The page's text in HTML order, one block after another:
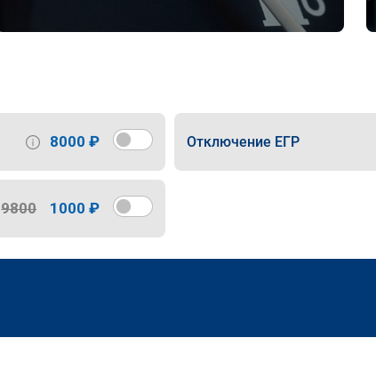
8000 ₽ Отключение ЕГР
9800 1000 ₽